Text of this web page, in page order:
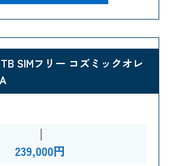
SIMフリー コズミックオレ
239,000円